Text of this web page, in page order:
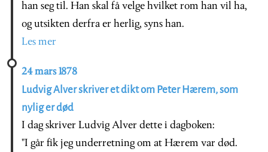
han seg til. Han skal få velge hvilket rom han vil ha,
og utsikten derfra er herlig, syns han.
Les mer
24 mars 1878
Ludvig Alver skriver et dikt om Peter Hærem, som
nylig er død
I dag skriver Ludvig Alver dette i dagboken:
"I går fik jeg underretning om at Hærem var død.